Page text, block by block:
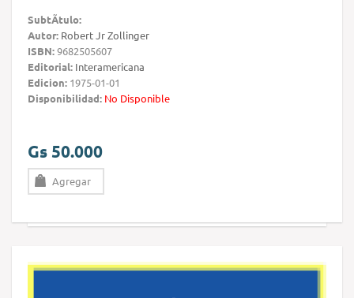
SubtÃ­tulo:
Autor: Robert Jr Zollinger
ISBN:9682505607
Editorial: Interamericana
Edicion: 1975-01-01
Disponibilidad: No Disponible
Gs 50.000
Agregar